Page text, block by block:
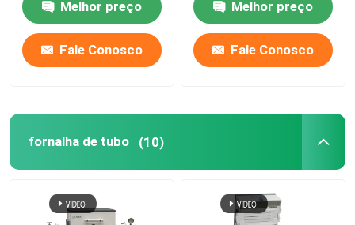
fornalha de aglomeração
Fornalha material do ânodo e do cátodo
Gerador de gás nitrogênio
Forno de tratamento térmico
com fio de resistência
Melhor preço
Fale Conosco
Melhor preço
Fale Conosco
fornalha de tubo (10)